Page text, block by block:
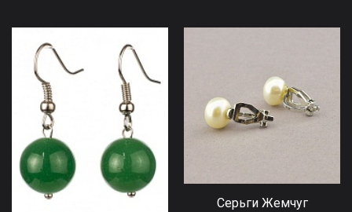
Серьги Жемчуг